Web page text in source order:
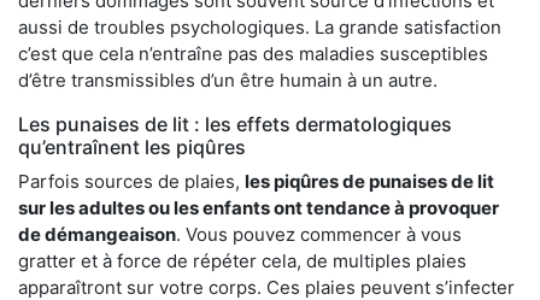
aussi de troubles psychologiques. La grande satisfaction
c’est que cela n’entraîne pas des maladies susceptibles
d’être transmissibles d’un être humain à un autre.
Les punaises de lit : les effets dermatologiques
qu’entraînent les piqûres
Parfois sources de plaies, les piqûres de punaises de lit
sur les adultes ou les enfants ont tendance à provoquer
de démangeaison. Vous pouvez commencer à vous
gratter et à force de répéter cela, de multiples plaies
apparaîtront sur votre corps. Ces plaies peuvent s’infecter